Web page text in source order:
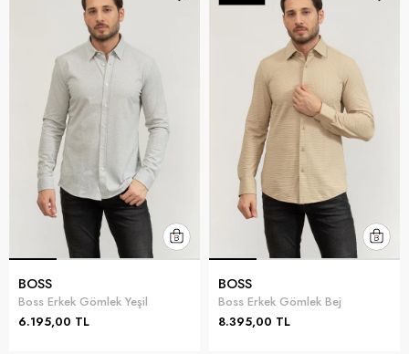
BOSS
Boss Erkek Gömlek Yeşil
6.195,00 TL
BOSS
Boss Erkek Gömlek Bej
8.395,00 TL